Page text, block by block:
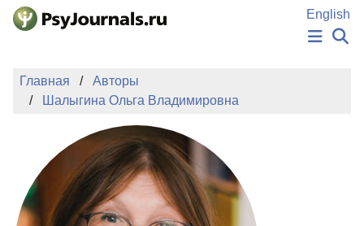
Перейти к основному содержанию
English
ИЗДАНИЯ
АВТОРЫ
ПОДАТЬ РУКОПИСЬ
БАЗА ЗНАНИЙ
КЛЮЧЕВЫЕ СЛОВА
Регистрация
Главная
Авторы
Шалыгина Ольга Владимировна